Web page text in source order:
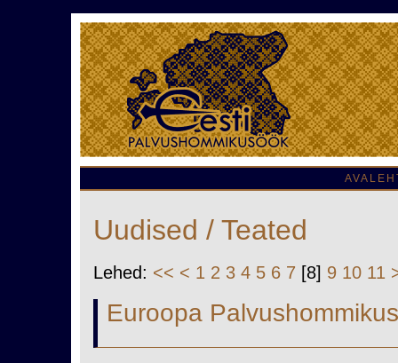
Uudised / Teated
Lehed: << < 1 2 3 4 5 6 7 [8] 9 10 11
Euroopa